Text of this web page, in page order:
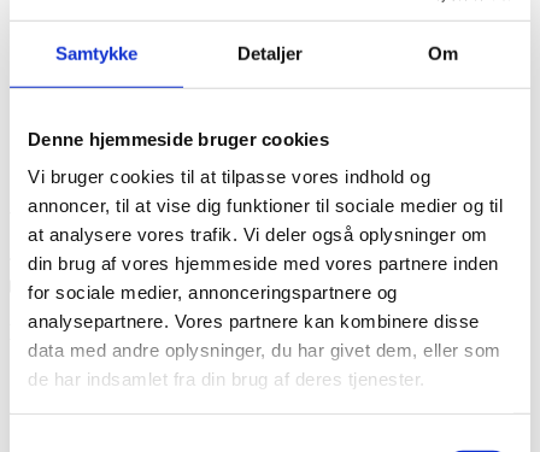
Samtykke Detaljer Om
Denne hjemmeside bruger cookies
Vi bruger cookies til at tilpasse vores indhold og
annoncer, til at vise dig funktioner til sociale medier og til
at analysere vores trafik. Vi deler også oplysninger om
din brug af vores hjemmeside med vores partnere inden
for sociale medier, annonceringspartnere og
analysepartnere. Vores partnere kan kombinere disse
data med andre oplysninger, du har givet dem, eller som
de har indsamlet fra din brug af deres tjenester.
Betingelser